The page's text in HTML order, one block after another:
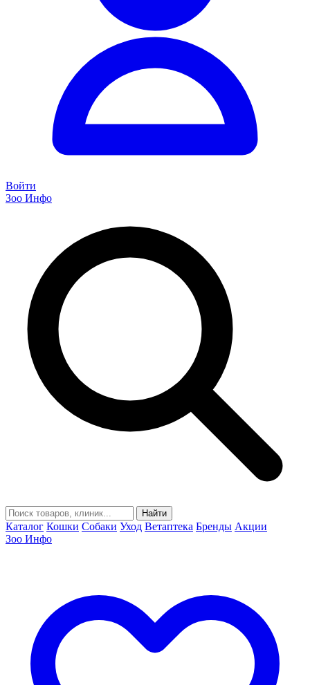
Войти
Зоо Инфо
Найти
Каталог Кошки Собаки Уход Ветаптека Бренды Акции
Зоо Инфо